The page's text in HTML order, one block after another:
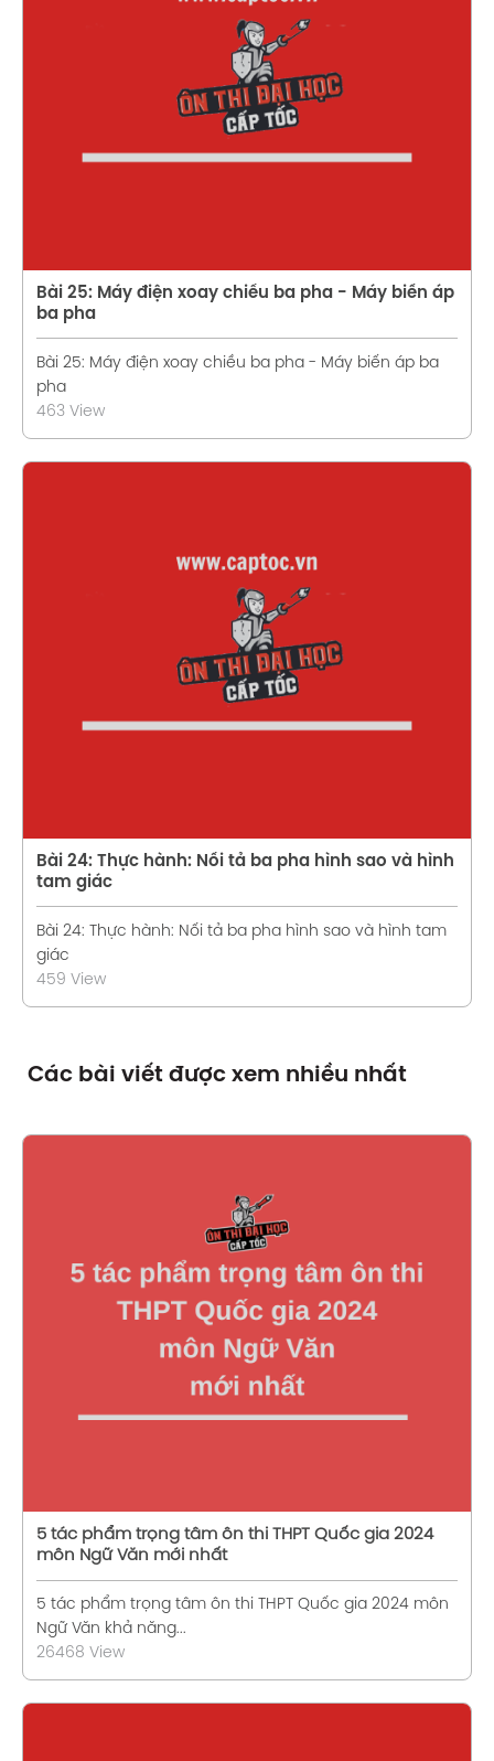
Xem chi tiết
Bài 25: Máy điện xoay chiều ba pha - Máy biến áp
ba pha
Bài 25: Máy điện xoay chiều ba pha - Máy biến áp ba
pha
463 View
Xem chi tiết
Bài 24: Thực hành: Nối tả ba pha hình sao và hình
tam giác
Bài 24: Thực hành: Nối tả ba pha hình sao và hình tam
giác
459 View
Các bài viết được xem nhiều nhất
Xem chi tiết
5 tác phẩm trọng tâm ôn thi THPT Quốc gia 2024
môn Ngữ Văn mới nhất
5 tác phẩm trọng tâm ôn thi THPT Quốc gia 2024 môn
Ngữ Văn khả năng...
26468 View